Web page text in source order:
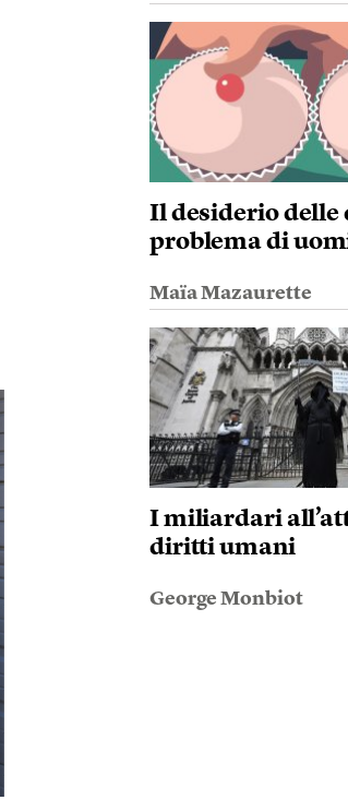
Il desiderio delle
problema di
Maïa Mazaurette
I miliardari
diritti umani
George Monbiot